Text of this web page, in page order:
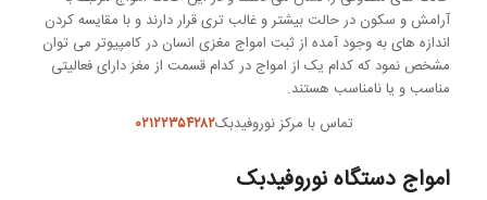
آرامش و سکون در حالت بیشتر و غالب تری قرار دارند و با مقایسه کردن
اندازه های به وجود آمده از ثبت امواج مغزی انسان در کامپیوتر می توان
مشخص نمود که کدام یک از امواج در کدام قسمت از مغز دارای فعالیتی
مناسب و یا نامناسب هستند.
تماس با مرکز نوروفیدبک۰۲۱۲۲۳۵۴۲۸۲
امواج دستگاه نوروفیدبک